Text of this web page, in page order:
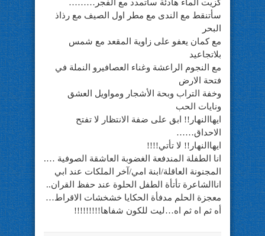
كزيت الماء هادئة سأتمدد مع الفجر………
سأتنقط مع الندى مع مطر اول الصيف مع رذاذ
البحر
مع كمان يعفو على زاوية المقعد مع شمس
بلاتجاعيد
مع النجوم الراعشة وغناء العصافيرو النملة في
فتحة الارض
وخفة التراب وبحة الأشجار ومواويل العشق
ونايات الحب
ايهاالنهار!! ابق على ضفة الانتظار لا تفتح
الاحداق……
ايهاالنهار!! لا تأتي!!!!
انا الطفلة المندفعة الغضوبة العاشقة الصوفية ….
المجنونة العاقلة/ابنة امي/آخر الملكات عند ابي
اناالشاعرة تأتأة الطفل الحلوة عند حفظ القران..
معجزة الحلم مدفأة الحكايا خشخشات الاقراط…
أه ثم اه ثم اه…ليت للكون شفاها!!!!!!!!!